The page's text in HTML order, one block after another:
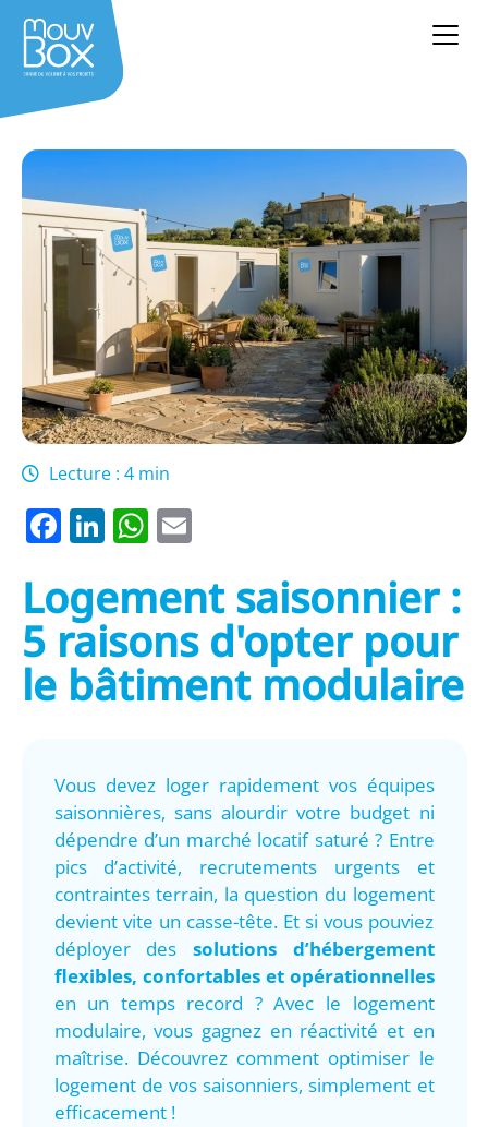
Lecture : 4 min
Facebook
LinkedIn
WhatsApp
Email
Logement saisonnier :
5 raisons d'opter pour
le bâtiment modulaire
Vous devez loger rapidement vos équipes
saisonnières, sans alourdir votre budget ni
dépendre d’un marché locatif saturé ? Entre
pics d’activité, recrutements urgents et
contraintes terrain, la question du logement
devient vite un casse-tête. Et si vous pouviez
déployer des solutions d’hébergement
flexibles, confortables et opérationnelles
en un temps record ? Avec le logement
modulaire, vous gagnez en réactivité et en
maîtrise. Découvrez comment optimiser le
logement de vos saisonniers, simplement et
efficacement !